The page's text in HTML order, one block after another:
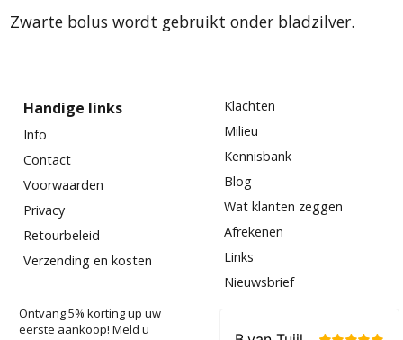
Zwarte bolus wordt gebruikt onder bladzilver.
Handige links
Info
Contact
Voorwaarden
Privacy
Retourbeleid
Verzending en kosten
Klachten
Milieu
Kennisbank
Blog
Wat klanten zeggen
Afrekenen
Links
Nieuwsbrief
Ontvang 5% korting up uw
eerste aankoop! Meld u